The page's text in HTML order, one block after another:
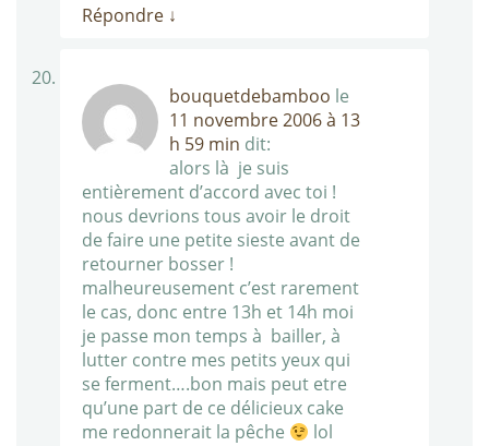
Répondre ↓
bouquetdebamboo le
11 novembre 2006 à 13
h 59 min dit:
alors là je suis
entièrement d’accord avec toi !
nous devrions tous avoir le droit
de faire une petite sieste avant de
retourner bosser !
malheureusement c’est rarement
le cas, donc entre 13h et 14h moi
je passe mon temps à bailler, à
lutter contre mes petits yeux qui
se ferment….bon mais peut etre
qu’une part de ce délicieux cake
me redonnerait la pêche
lol